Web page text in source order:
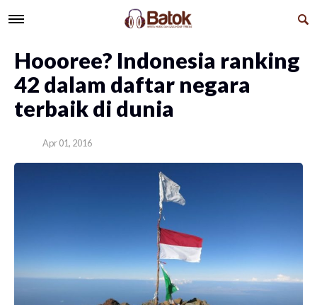
Hoooree? Indonesia ranking
42 dalam daftar negara
terbaik di dunia
Apr 01, 2016